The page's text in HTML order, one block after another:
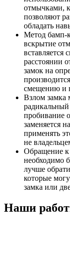
отмычками,
позволяют
обладать
Метод бамп-
вскрытие
вставляется
расстоянии
замок на
смещению и
Взлом замка
пробивание
заменяется
применять
не
Обращение к
необходимо
лучше
которые
замка или
Наши